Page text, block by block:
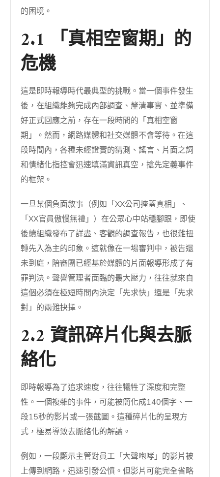
的困境。
2.1 「真相空窗期」的
危機
這是即時報導時代最典型的挑戰。當一個事件發生
後，在組織能夠完成內部調查、釐清事實、並準備
好正式回應之前，存在一段時間的「真相空窗
期」。然而，網路媒體和社交媒體不會等待。在這
段時間內，各種未經證實的猜測、謠言、片面之詞
和情緒化指控會迅速填滿資訊真空，搶先定義事件
的框架。
一旦某個負面敘事（例如「XX公司掩蓋真相」、
「XX官員傲慢無禮」）在公眾心中站穩腳跟，即使
後續組織發布了詳盡、客觀的調查報告，也很難扭
轉先入為主的印象。這就像在一場審判中，被告還
未到庭，陪審團已經基於媒體的片面報導形成了有
罪判決。聲譽管理者面臨的最大壓力，往往就來自
這個必須在極短時間內決定「先求快」還是「先求
對」的兩難抉擇。
2.2 資訊碎片化與去脈
絡化
即時報導為了追求速度，往往犧牲了深度和完整
性。一個複雜的事件，可能被簡化成140個字、一
段15秒的影片或一張截圖。這種碎片化的呈現方
式，極易導致去脈絡化的解讀。
例如，一段顯示主管對員工「大聲咆哮」的影片被
上傳到網路，迅速引發公憤。但影片可能完全省略